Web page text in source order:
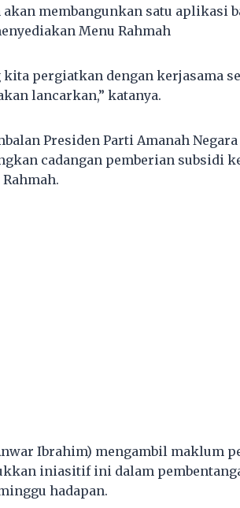
membangunkan satu aplikasi
Menu Rahmah
pergiatkan dengan kerjasama
lancarkan,” katanya.
Presiden Parti Amanah
cadangan pemberian subsidi
Ibrahim) mengambil maklum
iniasitif ini dalam
hadapan.